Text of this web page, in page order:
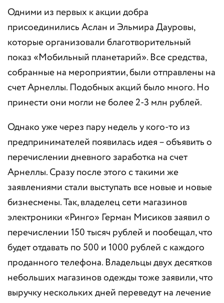
Одними из первых к акции добра
присоединились Аслан и Эльмира Дауровы,
которые организовали благотворительный
показ «Мобильный планетарий». Все средства,
собранные на мероприятии, были отправлены на
счет Арнеллы. Подобных акций было много. Но
принести они могли не более 2-3 млн рублей.
Однако уже через пару недель у кого-то из
предпринимателей появилась идея – объявить о
перечислении дневного заработка на счет
Арнеллы. Сразу после этого с такими же
заявлениями стали выступать все новые и новые
бизнесмены. Так, владелец сети магазинов
электроники «Ринго» Герман Мисиков заявил о
перечислении 150 тысяч рублей и пообещал, что
будет отдавать по 500 и 1000 рублей с каждого
проданного телефона. Владельцы двух десятков
небольших магазинов одежды тоже заявили, что
выручку нескольких дней переведут на лечение